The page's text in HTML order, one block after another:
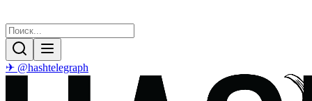
✈ @hashtelegraph